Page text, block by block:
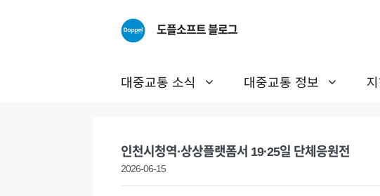
도플소프트 블로그
대중교통 소식 대중교통 정보
인천시청역·상상플랫폼서 19·25일 단체응원전
2026-06-15